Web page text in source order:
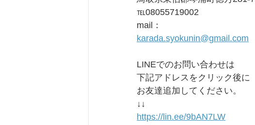
℡08055719002
mail：
karada.syokunin@gmail.com
LINEでのお問い合わせは
下記アドレスをクリック後に
お友達追加してください。
↓↓
https://lin.ee/9bAN7LW